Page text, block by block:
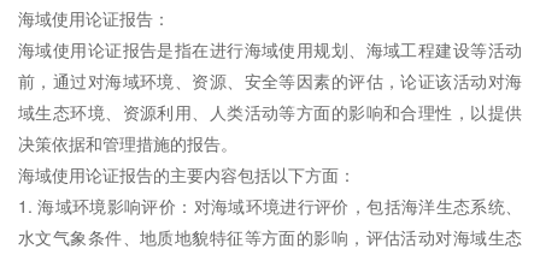
海域使用论证报告：
海域使用论证报告是指在进行海域使用规划、海域工程建设等活动
前，通过对海域环境、资源、安全等因素的评估，论证该活动对海
域生态环境、资源利用、人类活动等方面的影响和合理性，以提供
决策依据和管理措施的报告。
海域使用论证报告的主要内容包括以下方面：
1. 海域环境影响评价：对海域环境进行评价，包括海洋生态系统、
水文气象条件、地质地貌特征等方面的影响，评估活动对海域生态